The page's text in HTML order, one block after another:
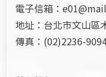
電子信箱：
地址：台北市文山區
傳真：(02)2236-